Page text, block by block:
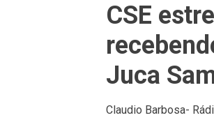
CSE
Juca
Claudio Barbosa-